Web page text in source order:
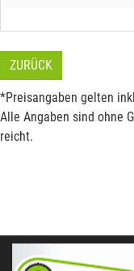
ZURÜCK
*Preisangaben gelten
Alle Angaben sind ohne
reicht.